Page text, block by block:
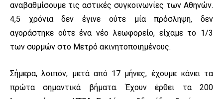
αναβαθμίσουμε τις αστικές συγκοινωνίες των Αθηνών.
4,5 χρόνια δεν έγινε ούτε μία πρόσληψη, δεν
αγοράστηκε ούτε ένα νέο λεωφορείο, είχαμε το 1/3
των συρμών στο Μετρό ακινητοποιημένους.
Σήμερα, λοιπόν, μετά από 17 μήνες, έχουμε κάνει τα
πρώτα σημαντικά βήματα. Έχουν έρθει τα 200